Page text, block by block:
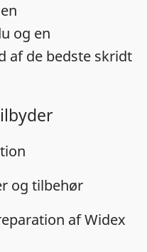
og en
af de bedste skridt
og tilbehør
af Widex